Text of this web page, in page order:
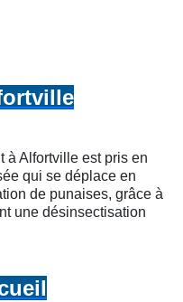
à Alfortville est pris en
qui se déplace en
de punaises, grâce à
une désinsectisation